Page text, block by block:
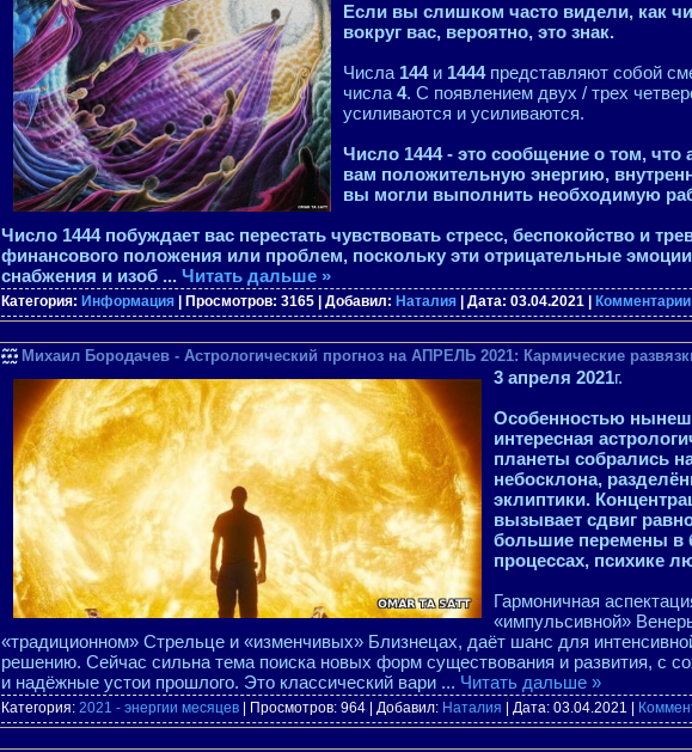
Если вы слишком часто видели, как
вокруг вас, вероятно, это знак.
Числа 144 и 1444 представляют собой
числа4. С появлением двух / трех
усиливаются и усиливаются.
Число 1444 - это сообщение о том,
вам положительную энергию,
вы могли выполнить необходимую
Число 1444 побуждает вас перестать чувствовать стресс, беспокойство и
финансового положения или проблем, поскольку эти отрицательные
снабжения и изоб ... Читать дальше »
Категория: Информация | Просмотров: 3165 | Добавил: Наталия | Дата: 03.04.2021
Михаил Бородачев - Астрологический прогноз на АПРЕЛЬ 2021: Кармические
3 апреля 2021г.
Особенностью
интересная
планеты собрались
небосклона,
эклиптики.
вызывает сдвиг
большие перемены в
процессах, психике
Гармоничная
«импульсивной»
«традиционном» Стрельце и «изменчивых» Близнецах, даёт шанс для
решению. Сейчас сильна тема поиска новых форм существования и развития, с
и надёжные устои прошлого. Это классический вари ... Читать дальше »
Категория: 2021 - энергии месяцев | Просмотров: 964 | Добавил: Наталия | Дата: 03.04.2021